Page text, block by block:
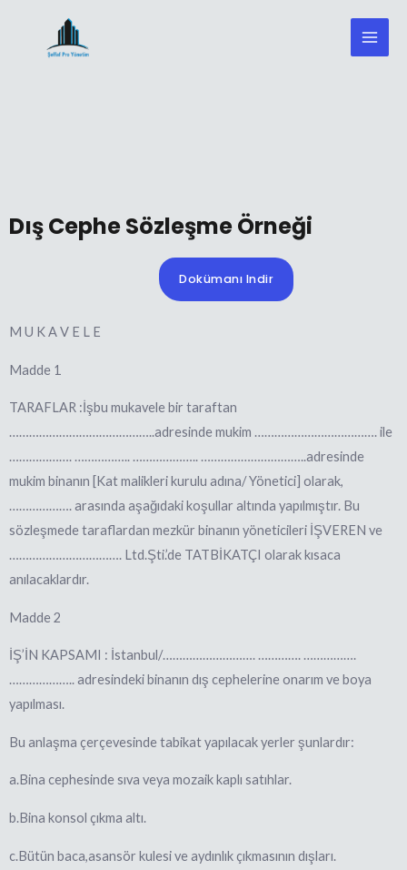
Dış Cephe Sözleşme Örneği
Dokümanı Indir
M U K A V E L E
Madde 1
TARAFLAR :İşbu mukavele bir taraftan
……………………………………..adresinde mukim ………………………………. ile
………………. …………….. ……………….. …………………………..adresinde
mukim binanın [Kat malikleri kurulu adına/ Yönetici] olarak,
………………. arasında aşağıdaki koşullar altında yapılmıştır. Bu
sözleşmede taraflardan mezkür binanın yöneticileri İŞVEREN ve
……………………………. Ltd.Şti.’de TATBİKATÇI olarak kısaca
anılacaklardır.
Madde 2
İŞ’İN KAPSAMI : İstanbul/………………………. …………. …………….
……………….. adresindeki binanın dış cephelerine onarım ve boya
yapılması.
Bu anlaşma çerçevesinde tabikat yapılacak yerler şunlardır:
a.Bina cephesinde sıva veya mozaik kaplı satıhlar.
b.Bina konsol çıkma altı.
c.Bütün baca,asansör kulesi ve aydınlık çıkmasının dışları.